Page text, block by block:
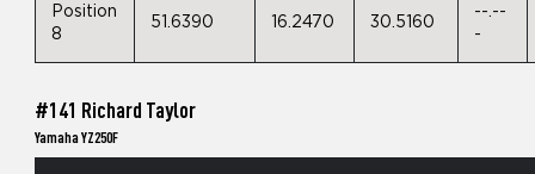
Position
8
51.6390 16.2470 30.5160
--.--
-
#141 Richard Taylor
Yamaha YZ250F